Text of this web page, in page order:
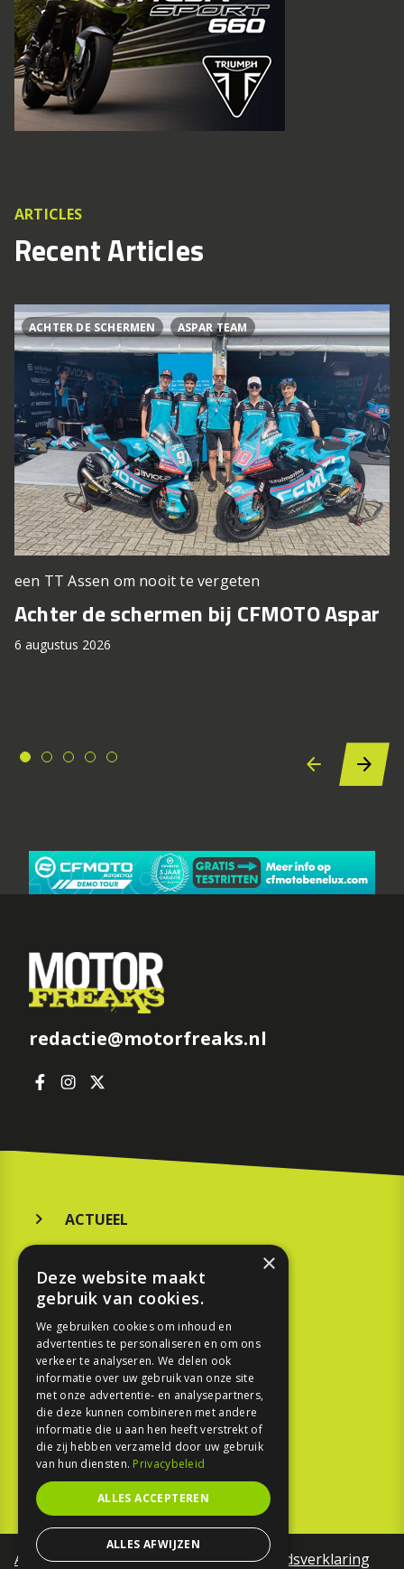
ARTICLES
Recent Articles
ACHTER DE SCHERMEN ASPAR TEAM
een TT Assen om nooit te vergeten
Achter de schermen bij CFMOTO Aspar
6 augustus 2026
redactie@motorfreaks.nl
ACTUEEL
KOOPGIDS
TESTEN
SPORT
REPORTAGE
TOUREN
NIEUWSBRIEF
Algemene voorwaardenToegankelijkheidsverklaring
×
Deze website maakt
gebruik van cookies.
We gebruiken cookies om inhoud en
advertenties te personaliseren en om ons
verkeer te analyseren. We delen ook
informatie over uw gebruik van onze site
met onze advertentie- en analysepartners,
die deze kunnen combineren met andere
informatie die u aan hen heeft verstrekt of
die zij hebben verzameld door uw gebruik
van hun diensten. Privacybeleid
ALLES ACCEPTEREN
ALLES AFWIJZEN